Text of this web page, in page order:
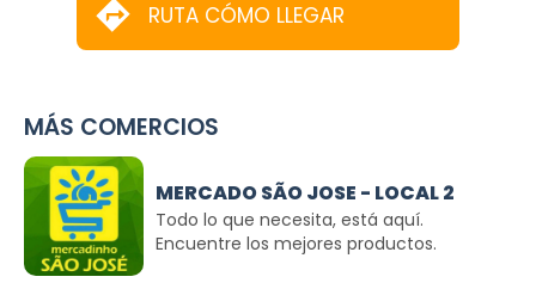
RUTA CÓMO LLEGAR
MÁS COMERCIOS
MERCADO SÃO JOSE - LOCAL 2
Todo lo que necesita, está aquí.
Encuentre los mejores productos.